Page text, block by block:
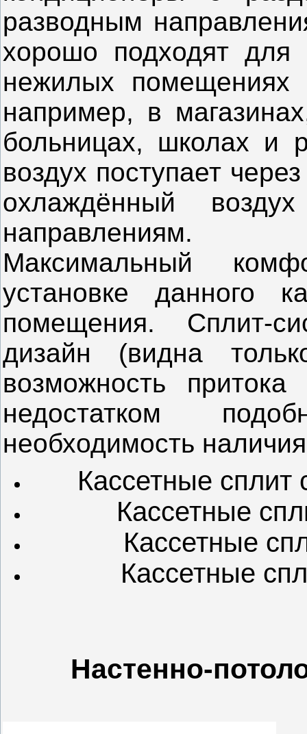
разводным
хорошо подходят для
нежилых помещениях
например, в
больницах, школах и
воздух поступает
охлаждённый
направлениям.
Максимальный
установке данного
помещения. Сплит-
дизайн (видна
возможность
недостатком
необходимость
Кассетные
Кассетные
Кассетные
Кассетные
Настенно-